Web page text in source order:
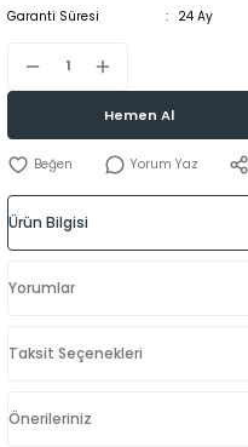
Garanti Süresi
24 Ay
Hemen Al
Yorum Yaz
Ürün Bilgisi
Yorumlar
Taksit Seçenekleri
Önerileriniz